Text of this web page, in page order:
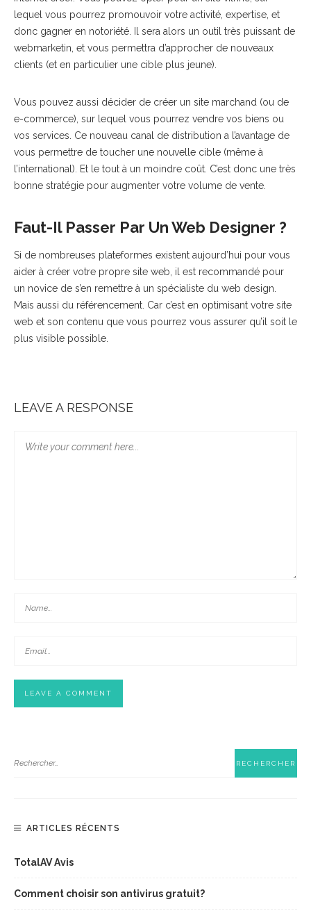
lequel vous pourrez promouvoir votre activité, expertise, et
donc gagner en notoriété. Il sera alors un outil très puissant de
webmarketin, et vous permettra d’approcher de nouveaux
clients (et en particulier une cible plus jeune).
Vous pouvez aussi décider de créer un site marchand (ou de
e-commerce), sur lequel vous pourrez vendre vos biens ou
vos services. Ce nouveau canal de distribution a l’avantage de
vous permettre de toucher une nouvelle cible (même à
l’international). Et le tout à un moindre coût. C’est donc une très
bonne stratégie pour augmenter votre volume de vente.
Faut-Il Passer Par Un Web Designer ?
Si de nombreuses plateformes existent aujourd’hui pour vous
aider à créer votre propre site web, il est recommandé pour
un novice de s’en remettre à un spécialiste du web design.
Mais aussi du référencement. Car c’est en optimisant votre site
web et son contenu que vous pourrez vous assurer qu’il soit le
plus visible possible.
LEAVE A RESPONSE
ARTICLES RÉCENTS
TotalAV Avis
Comment choisir son antivirus gratuit?